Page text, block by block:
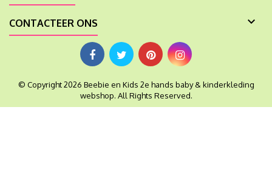
CONTACTEER ONS 
© Copyright 2026 Beebie en Kids 2e hands baby & kinderkleding
webshop. All Rights Reserved.